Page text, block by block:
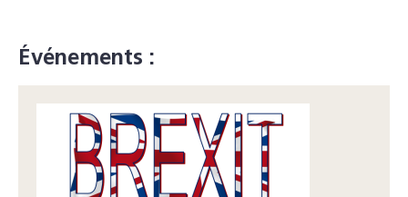
Événements :